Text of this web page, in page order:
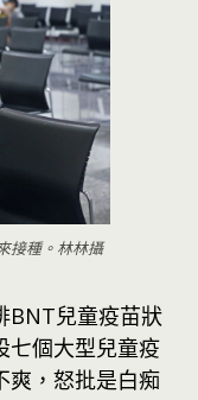
接種。林林攝
BNT兒童疫苗狀
七個大型兒童疫
爽，怒批是白痴